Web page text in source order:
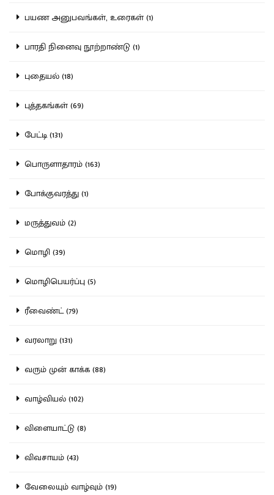
பயண அனுபவங்கள், உரைகள் (1)
பாரதி நினைவு நூற்றாண்டு (1)
புதையல் (18)
புத்தகங்கள் (69)
பேட்டி (131)
பொருளாதாரம் (163)
போக்குவரத்து (1)
மருத்துவம் (2)
மொழி (39)
மொழிபெயர்ப்பு (5)
ரீவைண்ட் (79)
வரலாறு (131)
வரும் முன் காக்க (88)
வாழ்வியல் (102)
விளையாட்டு (8)
விவசாயம் (43)
வேலையும் வாழ்வும் (19)